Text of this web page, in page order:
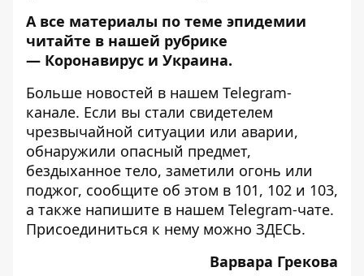
А все материалы по теме эпидемии
читайте в нашей рубрике
— Коронавирус и Украина.
Больше новостей в нашем Telegram-
канале. Если вы стали свидетелем
чрезвычайной ситуации или аварии,
обнаружили опасный предмет,
бездыханное тело, заметили огонь или
поджог, сообщите об этом в 101, 102 и 103,
а также напишите в нашем Telegram-чате.
Присоединиться к нему можно ЗДЕСЬ.
Варвара Грекова